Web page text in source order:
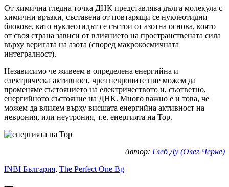
От химична гледна точка ДНК представлява дълга молекула с
химични връзки, съставена от повтарящи се нуклеотидни
блокове, като нуклеотидът се състои от азотна основа, която
от своя страна зависи от влиянието на пространствената сила
върху веригата на азота (според макрокосмичната
интегралност).
Независимо че живеем в определена енергийна и
електрическа активност, чрез невроните ние можем да
променяме състоянието на електричеството и, съответно,
енергийното състояние на ДНК. Много важно е и това, че
можем да влияем върху висшата енергийна активност на
неврония, или неутрония, т.е. енергията на Тор.
Автор: Глеб Ду (Олег Черне)
INBI България, The Perfect One Bg